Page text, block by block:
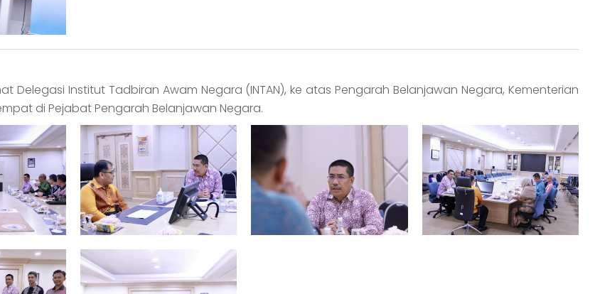
Delegasi Institut Tadbiran Awam Negara (INTAN), ke atas Pengarah Belanjawan Negara, Kementerian
di Pejabat Pengarah Belanjawan Negara.